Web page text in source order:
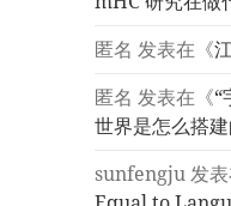
匿名 发表在《
匿名 发表在《“
世界是怎么搭建
sunfengju发